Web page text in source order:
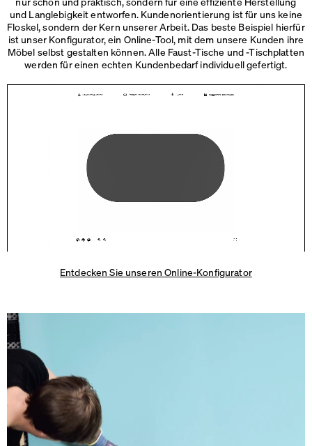
und Langlebigkeit entworfen. Kundenorientierung ist für uns keine
Floskel, sondern der Kern unserer Arbeit. Das beste Beispiel hierfür
ist unser Konfigurator, ein Online-Tool, mit dem unsere Kunden ihre
Möbel selbst gestalten können. Alle Faust-Tische und -Tischplatten
werden für einen echten Kundenbedarfindividuell gefertigt.
Entdecken Sie unseren Online-Konfigurator